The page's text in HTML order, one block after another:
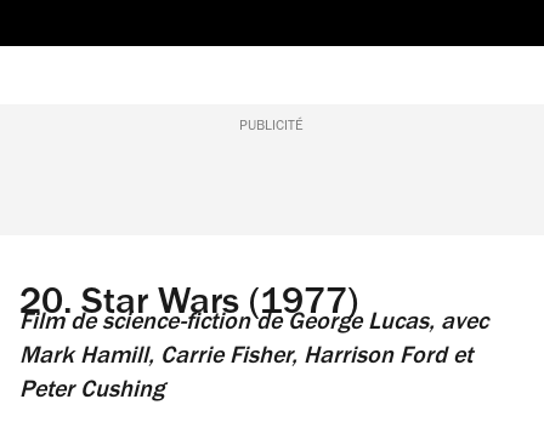
PUBLICITÉ
20.Star Wars (1977)
Film de science-fictionde George Lucas, avec
Mark Hamill, Carrie Fisher, Harrison Ford et
Peter Cushing